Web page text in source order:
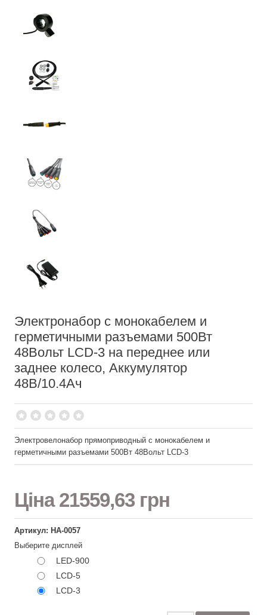
Электронабор с монокабелем и
герметичными разъемами 500Вт
48Вольт LCD-3 на переднее или
заднее колесо, Аккумулятор
48В/10.4Ач
Электровелонабор прямоприводный с монокабелем и
герметичными разъемами 500Вт 48Вольт LCD-3
Ціна21559,63 грн
Артикул: НА-0057
Выберите дисплей
LED-900
LCD-5
LCD-3